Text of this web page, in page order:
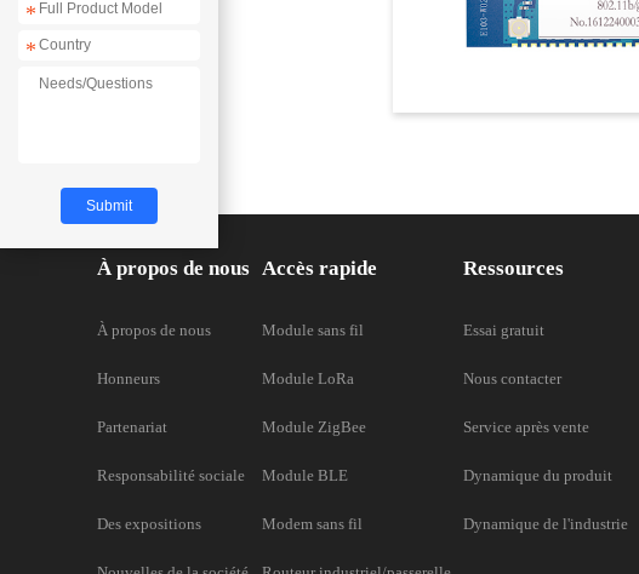
À propos de nous
À propos de nous
Honneurs
Partenariat
Responsabilité sociale
Des expositions
Accès rapide
Module sans fil
Module LoRa
Module ZigBee
Module BLE
Modem sans fil
Ressources
Essai gratuit
Nous contacter
Service après vente
Dynamique du produit
Dynamique de l'industrie
*
*